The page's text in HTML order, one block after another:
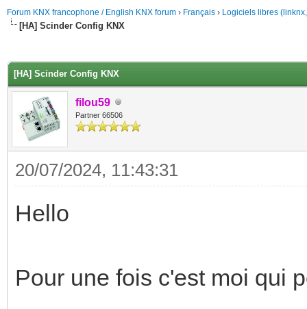
Forum KNX francophone / English KNX forum › Français › Logiciels libres
[HA] Scinder Config KNX
[HA] Scinder Config KNX
filou59
Partner 66506
20/07/2024, 11:43:31
Hello
Pour une fois c'est moi qui